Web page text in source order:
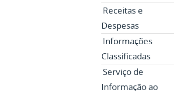
Receitas e
Despesas
Informações
Classificadas
Serviço de
Informação ao